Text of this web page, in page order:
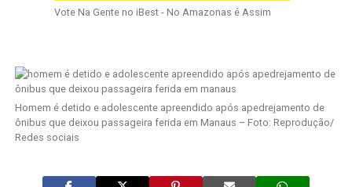
Vote Na Gente no iBest - No Amazonas é Assim
Homem é detido e adolescente apreendido após apedrejamento de
ônibus que deixou passageira ferida em Manaus – Foto: Reprodução/
Redes sociais